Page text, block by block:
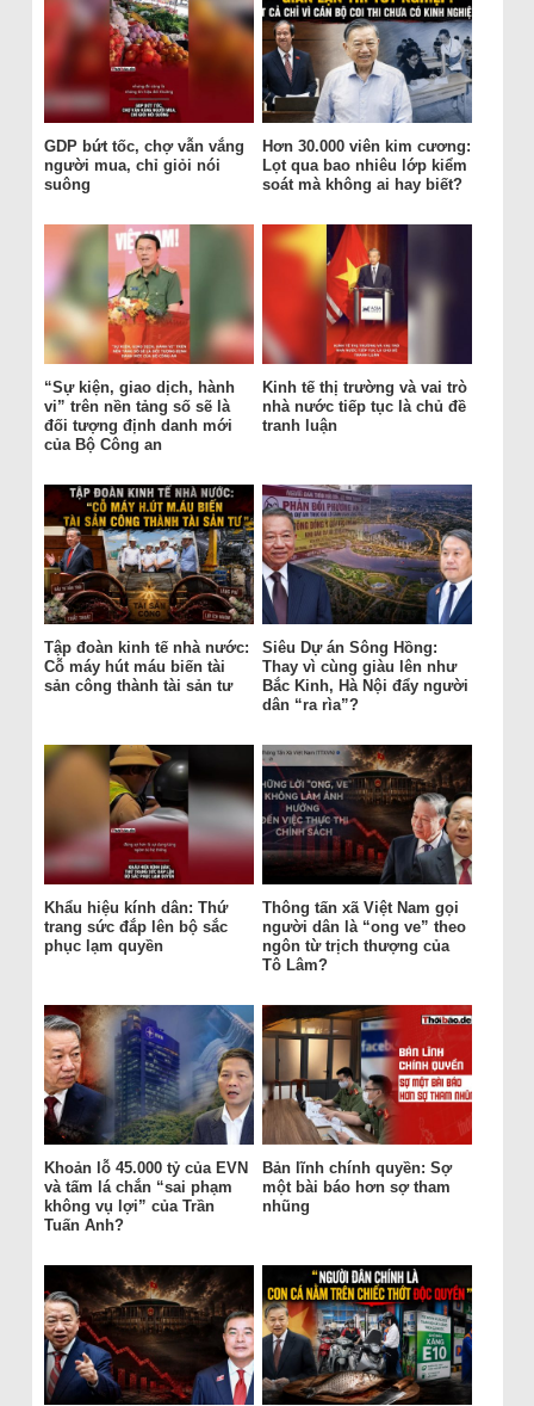
GDP bứt tốc, chợ vẫn vắng
người mua, chỉ giỏi nói
suông
Hơn 30.000 viên kim cương:
Lọt qua bao nhiêu lớp kiểm
soát mà không ai hay biết?
“Sự kiện, giao dịch, hành
vi” trên nền tảng số sẽ là
đối tượng định danh mới
của Bộ Công an
Kinh tế thị trường và vai trò
nhà nước tiếp tục là chủ đề
tranh luận
Tập đoàn kinh tế nhà nước:
Cỗ máy hút máu biến tài
sản công thành tài sản tư
Siêu Dự án Sông Hồng:
Thay vì cùng giàu lên như
Bắc Kinh, Hà Nội đẩy người
dân “ra rìa”?
Khẩu hiệu kính dân: Thứ
trang sức đắp lên bộ sắc
phục lạm quyền
Thông tấn xã Việt Nam gọi
người dân là “ong ve” theo
ngôn từ trịch thượng của
Tô Lâm?
Khoản lỗ 45.000 tỷ của EVN
và tấm lá chắn “sai phạm
không vụ lợi” của Trần
Tuấn Anh?
Bản lĩnh chính quyền: Sợ
một bài báo hơn sợ tham
nhũng